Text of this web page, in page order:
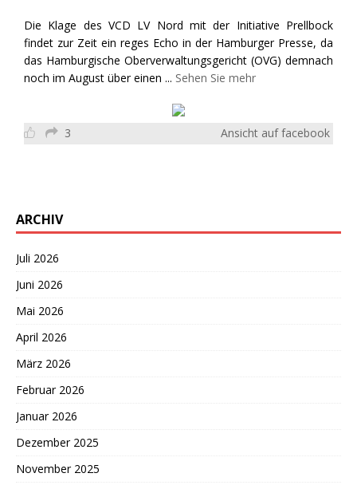
Die Klage des VCD LV Nord mit der Initiative Prellbock
findet zur Zeit ein reges Echo in der Hamburger Presse, da
das Hamburgische Oberverwaltungsgericht (OVG) demnach
noch im August über einen ... Sehen Sie mehr
3 Ansicht auf facebook
ARCHIV
Juli 2026
Juni 2026
Mai 2026
April 2026
März 2026
Februar 2026
Januar 2026
Dezember 2025
November 2025